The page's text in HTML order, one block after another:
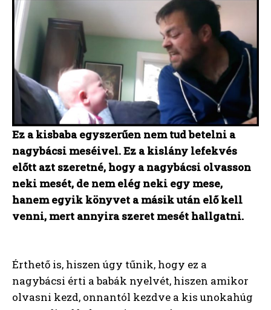
Ez a kisbaba egyszerűen nem tud betelni a
nagybácsi meséivel. Ez a kislány lefekvés
előtt azt szeretné, hogy a nagybácsi olvasson
neki mesét, de nem elég neki egy mese,
hanem egyik könyvet a másik után elő kell
venni, mert annyira szeret mesét hallgatni.
Érthető is, hiszen úgy tűnik, hogy ez a
nagybácsi érti a babák nyelvét, hiszen amikor
olvasni kezd, onnantól kezdve a kis unokahúg